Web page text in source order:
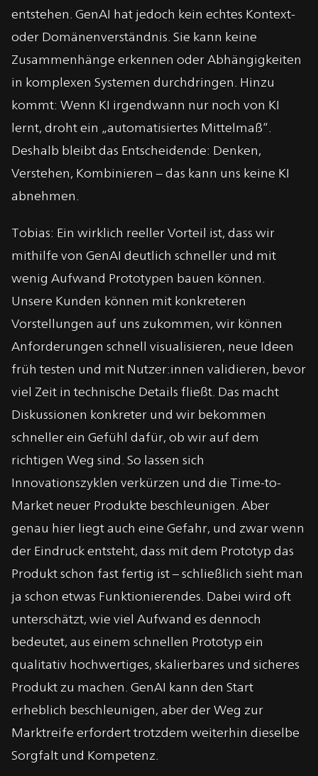
entstehen. GenAI hat jedoch kein echtes Kontext-
oder Domänenverständnis. Sie kann keine
Zusammenhänge erkennen oder Abhängigkeiten
in komplexen Systemen durchdringen. Hinzu
kommt: Wenn KI irgendwann nur noch von KI
lernt, droht ein „automatisiertes Mittelmaß“.
Deshalb bleibt das Entscheidende: Denken,
Verstehen, Kombinieren – das kann uns keine KI
abnehmen.
Tobias: Ein wirklich reeller Vorteil ist, dass wir
mithilfe von GenAI deutlich schneller und mit
wenig Aufwand Prototypen bauen können.
Unsere Kunden können mit konkreteren
Vorstellungen auf uns zukommen, wir können
Anforderungen schnell visualisieren, neue Ideen
früh testen und mit Nutzer:innen validieren, bevor
viel Zeit in technische Details fließt. Das macht
Diskussionen konkreter und wir bekommen
schneller ein Gefühl dafür, ob wir auf dem
richtigen Weg sind. So lassen sich
Innovationszyklen verkürzen und die Time-to-
Market neuer Produkte beschleunigen. Aber
genau hier liegt auch eine Gefahr, und zwar wenn
der Eindruck entsteht, dass mit dem Prototyp das
Produkt schon fast fertig ist – schließlich sieht man
ja schon etwas Funktionierendes. Dabei wird oft
unterschätzt, wie viel Aufwand es dennoch
bedeutet, aus einem schnellen Prototyp ein
qualitativ hochwertiges, skalierbares und sicheres
Produkt zu machen. GenAI kann den Start
erheblich beschleunigen, aber der Weg zur
Marktreife erfordert trotzdem weiterhin dieselbe
Sorgfalt und Kompetenz.